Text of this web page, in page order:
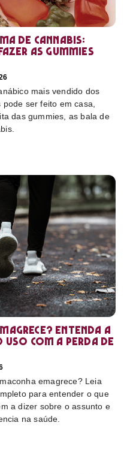
de cannabis:
as gummies
mais vendido dos
pode ser feito em casa,
das gummies, as bala de
Entenda a
com a perda de
emagrece? Leia
para entender o que
a dizer sobre o assunto e
na saúde.